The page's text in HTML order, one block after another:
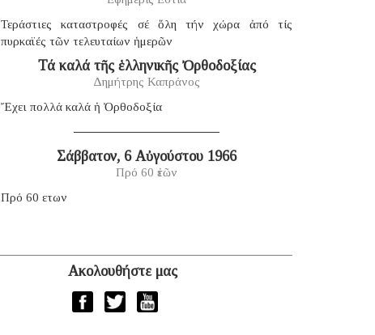
Τεράστιες καταστροφές σέ ὅλη τήν χώρα ἀπό τίς
πυρκαϊές τῶν τελευταίων ἡμερῶν
Τά καλά τῆς ἑλληνικῆς Ὀρθοδοξίας
Δημήτρης Καπράνος
Ἔχει πολλά καλά ἡ Ὀρθοδοξία
Σάββατον, 6 Αὐγούστου 1966
Πρό 60 ἐτῶν
Πρό 60 ετων
Ακολουθήστε μας